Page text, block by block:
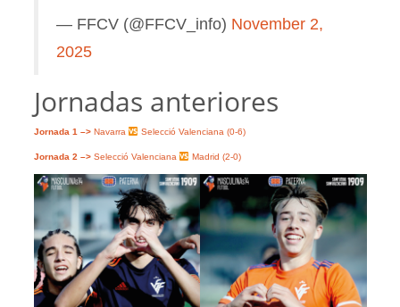
— FFCV (@FFCV_info) November 2,
2025
Jornadas anteriores
Jornada 1 –> Navarra Selecció Valenciana (0-6)
Jornada 2 –> Selecció Valenciana Madrid (2-0)